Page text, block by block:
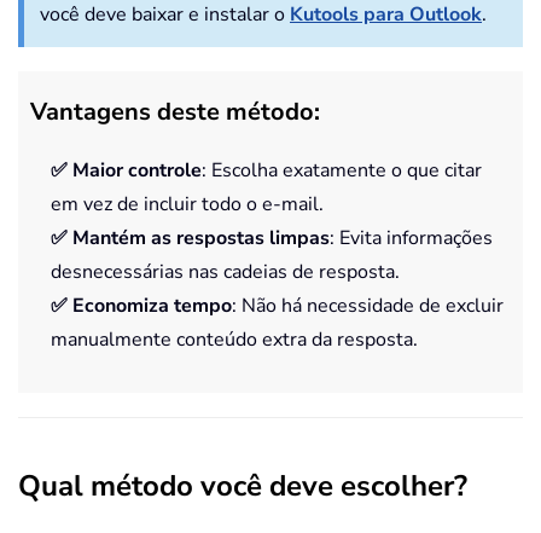
você deve baixar e instalar o Kutools para Outlook.
Vantagens deste método:
✅ Maior controle: Escolha exatamente o que citar
em vez de incluir todo o e-mail.
✅ Mantém as respostas limpas: Evita informações
desnecessárias nas cadeias de resposta.
✅ Economiza tempo: Não há necessidade de excluir
manualmente conteúdo extra da resposta.
Qual método você deve escolher?